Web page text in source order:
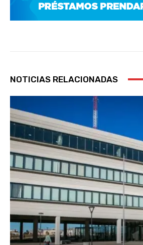
NOTICIAS RELACIONADAS